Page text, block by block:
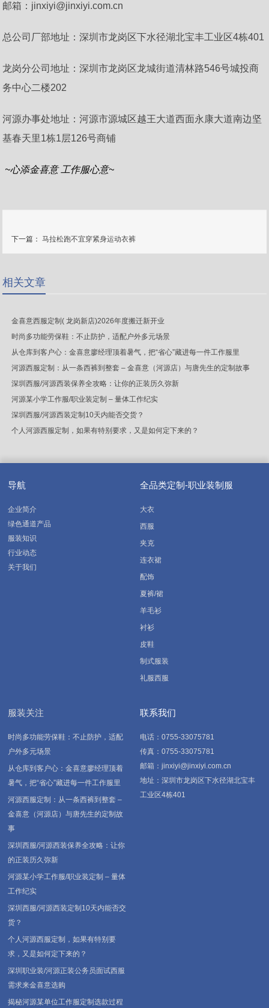
邮箱：jinxiyi@jinxiyi.com.cn
总公司厂部地址：深圳市龙岗区下水径湖北宝丰工业区4栋401
龙岗分公司地址：深圳市龙岗区龙城街道清林路546号城投商
务中心二楼202
河源办事处地址：河源市源城区越王大道西面永康大道南边坚
基春天里1栋1层126号商铺
~心添金喜意 工作服心意~
下一篇：马拉松跑不宜穿紧身运动衣裤
相关文章
金喜意西服定制( 龙岗新店)2026年度搬迁新开业
时尚多功能劳保鞋：不止防护，适配户外多元场景
从仓库到客户心：金喜意廖经理顶着暑气，把“省心”藏进每一件工作服里
河源西服定制：从一条西裤到整套 – 金喜意（河源店）与唐先生的定制故事
深圳西服/河源西装保养全攻略：让你的正装历久弥新
河源某小学工作服/职业装定制 – 量体工作纪实
深圳西服/河源西装定制10天内能否交货？
个人河源西服定制，如果有特别要求，又是如何定下来的？
导航
企业简介
绿色通道产品
服装知识
行业动态
关于我们
全品类定制-职业装制服
大衣
西服
夹克
连衣裙
配饰
夏裤/裙
羊毛衫
衬衫
皮鞋
制式服装
礼服西服
服装关注
时尚多功能劳保鞋：不止防护，适配
户外多元场景
从仓库到客户心：金喜意廖经理顶着
暑气，把“省心”藏进每一件工作服里
河源西服定制：从一条西裤到整套 –
金喜意（河源店）与唐先生的定制故
事
深圳西服/河源西装保养全攻略：让你
的正装历久弥新
河源某小学工作服/职业装定制 – 量体
工作纪实
深圳西服/河源西装定制10天内能否交
货？
个人河源西服定制，如果有特别要
求，又是如何定下来的？
深圳职业装/河源正装公务员面试西服
需求来金喜意选购
揭秘河源某单位工作服定制选款过程
联系我们
电话：0755-33075781
传真：0755-33075781
邮箱：jinxiyi@jinxiyi.com.cn
地址：深圳市龙岗区下水径湖北宝丰
工业区4栋401